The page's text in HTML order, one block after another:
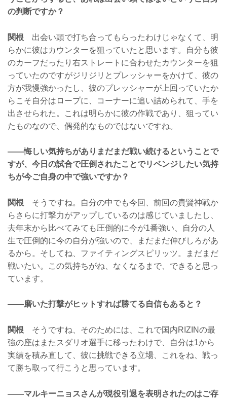
の判断ですか？
関根 出会い頭で打ち合ってもらったわけじゃなくて、明
らかに彼はカウンターを狙っていたと思います。自分も彼
のカーフだったり右ストレートに合わせたカウンターを狙
っていたのですがジリジリとプレッシャーをかけて、彼の
方が我慢強かったし、彼のプレッシャーが上回っていたか
らこそ自分はロープに、コーナーに追い詰められて、手を
出させられた。これは明らかに彼の作戦であり、狙ってい
たものなので、偶発的なものではないですね。
——悔しい気持ちがありまだまだ戦い続けるということで
すが、今日の試合で圧倒されたことでリベンジしたい気持
ちが今ご自身の中で強いですか？
関根 そうですね。自分の中でも今回、前回の貴賢神戦か
らさらに打撃力がアップしているのは感じていましたし、
去年末から比べてみても圧倒的に今が1番強い、自分の人
生で圧倒的に今の自分が強いので、まだまだ伸びしろがあ
るから。そしてね、ファイティングスピリッツ。まだまだ
戦いたい。この気持ちがね、なくなるまで、できると思っ
ています。
——磨いた打撃がヒットすれば勝てる自信もあると？
関根 そうですね、そのためには、これで国内RIZINの最
強の座はまたスダリオ選手に移ったわけで、自分は1から
実績を積み直して、彼に挑戦できる立場、これをね、戦っ
て勝ち取って行こうと思っています。
——マルキーニョスさんが現役引退を表明されたのはご存